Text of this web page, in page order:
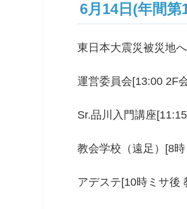
6月14日(年間第
東日本大震災被災地
運営委員会[13:00 2F
Sr.品川入門講座
教会学校（遠足）[8
アデステ[10時ミサ後